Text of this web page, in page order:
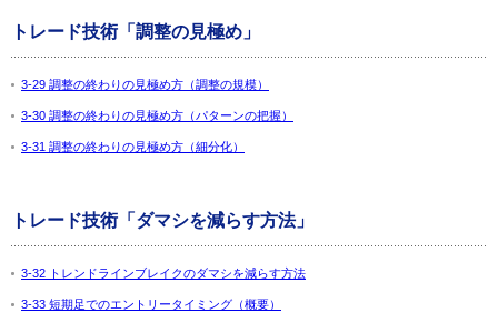
トレード技術「調整の見極め」
3-29 調整の終わりの見極め方（調整の規模）
3-30 調整の終わりの見極め方（パターンの把握）
3-31 調整の終わりの見極め方（細分化）
トレード技術「ダマシを減らす方法」
3-32 トレンドラインブレイクのダマシを減らす方法
3-33 短期足でのエントリータイミング（概要）